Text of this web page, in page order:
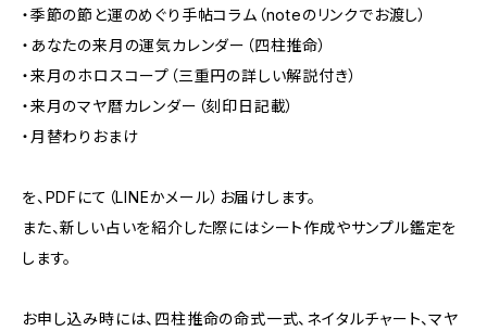
・季節の節と運のめぐり手帖コラム（noteのリンクでお渡し）
・あなたの来月の運気カレンダー（四柱推命）
・来月のホロスコープ（三重円の詳しい解説付き）
・来月のマヤ暦カレンダー（刻印日記載）
・月替わりおまけ
を、PDFにて（LINEかメール）お届けします。
また、新しい占いを紹介した際にはシート作成やサンプル鑑定を
します。
お申し込み時には、四柱推命の命式一式、ネイタルチャート、マヤ